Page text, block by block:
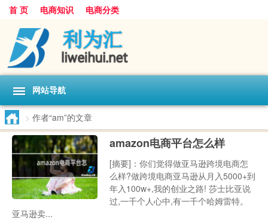
首 页 电商知识 电商分类
网站导航
> 作者“am”的文章
amazon电商平台怎么样
[摘要]：你们觉得做亚马逊跨境电商怎
么样?做跨境电商亚马逊从月入5000+到
年入100w+,我的创业之路! 莎士比亚说
过,一千个人心中,有一千个哈姆雷特。
亚马逊卖...